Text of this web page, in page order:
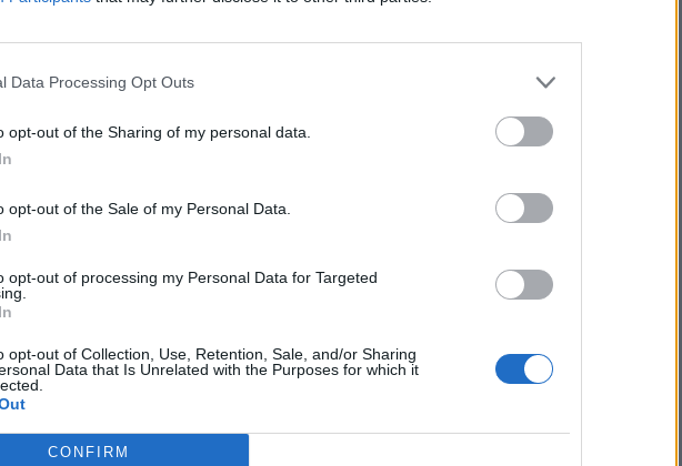
Data Processing Opt Outs
opt-out of the Sharing of my personal data.
opt-out of the Sale of my Personal Data.
opt-out of processing my Personal Data for Targeted
opt-out of Collection, Use, Retention, Sale, and/or Sharing
Data that Is Unrelated with the Purposes for which it
CONFIRM
βιομηχάνων,ο κ. Σκρέκας φέρεται επίσης
της κατανάλωσης να μη συνοδευτούν από
θίξουν τις θέσεις εργασίας.
του energypress, και
και τις μικρότερες επιχειρήσεις να
ενέργειας. Προετοιμάζεται
ενέργειας μέσα από απλές κινήσεις στην
ρύθμιση του θερμοστάτη, το σβήσιμο των
κλπ.
ενέχουν το χαρακτήρα των συμβουλών